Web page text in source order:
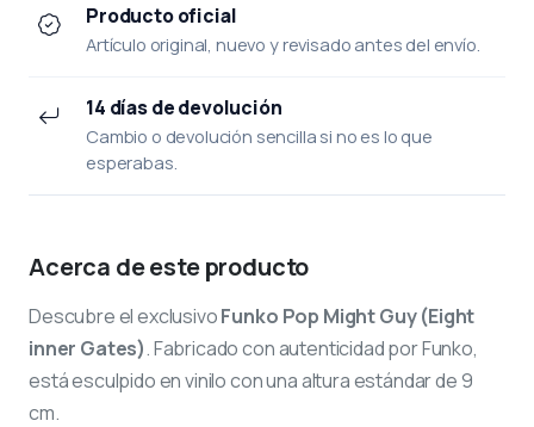
Producto oficial
Artículo original, nuevo y revisado antes del envío.
14 días de devolución
Cambio o devolución sencilla si no es lo que
esperabas.
Acerca de este producto
Descubre el exclusivoFunko Pop Might Guy (Eight
inner Gates). Fabricado con autenticidad por Funko,
está esculpido en vinilo con una altura estándar de 9
cm.